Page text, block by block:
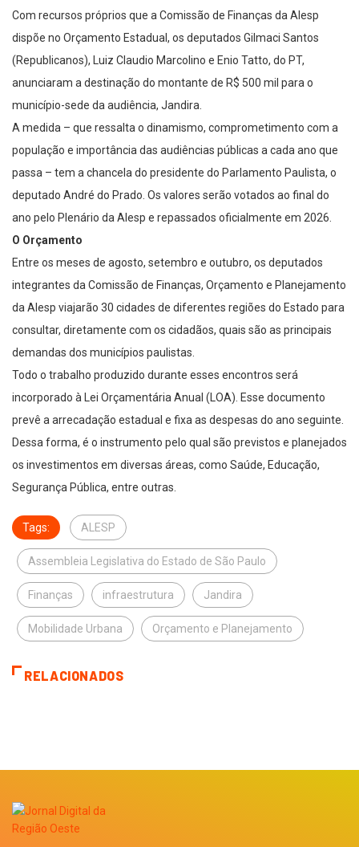
Com recursos próprios que a Comissão de Finanças da Alesp
dispõe no Orçamento Estadual, os deputados Gilmaci Santos
(Republicanos), Luiz Claudio Marcolino e Enio Tatto, do PT,
anunciaram a destinação do montante de R$ 500 mil para o
município-sede da audiência, Jandira.
A medida – que ressalta o dinamismo, comprometimento com a
população e importância das audiências públicas a cada ano que
passa – tem a chancela do presidente do Parlamento Paulista, o
deputado André do Prado. Os valores serão votados ao final do
ano pelo Plenário da Alesp e repassados oficialmente em 2026.
O Orçamento
Entre os meses de agosto, setembro e outubro, os deputados
integrantes da Comissão de Finanças, Orçamento e Planejamento
da Alesp viajarão 30 cidades de diferentes regiões do Estado para
consultar, diretamente com os cidadãos, quais são as principais
demandas dos municípios paulistas.
Todo o trabalho produzido durante esses encontros será
incorporado à Lei Orçamentária Anual (LOA). Esse documento
prevê a arrecadação estadual e fixa as despesas do ano seguinte.
Dessa forma, é o instrumento pelo qual são previstos e planejados
os investimentos em diversas áreas, como Saúde, Educação,
Segurança Pública, entre outras.
Tags: ALESP
Assembleia Legislativa do Estado de São Paulo
Finanças infraestrutura Jandira
Mobilidade Urbana Orçamento e Planejamento
RELACIONADOS